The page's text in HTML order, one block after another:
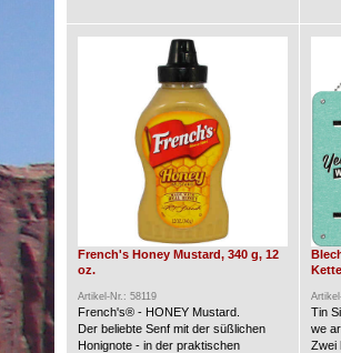
French's Honey Mustard, 340 g, 12
oz.
Artikel-Nr.: 58119
French's® - HONEY Mustard.
Der beliebte Senf mit der süßlichen
Honignote - in der praktischen
Tin
we
Zwei